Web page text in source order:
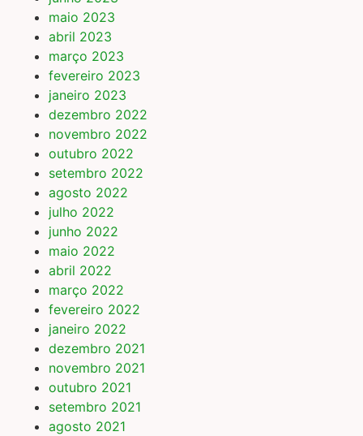
maio 2023
abril 2023
março 2023
fevereiro 2023
janeiro 2023
dezembro 2022
novembro 2022
outubro 2022
setembro 2022
agosto 2022
julho 2022
junho 2022
maio 2022
abril 2022
março 2022
fevereiro 2022
janeiro 2022
dezembro 2021
novembro 2021
outubro 2021
setembro 2021
agosto 2021